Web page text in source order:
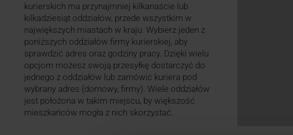
kurierskich ma przynajmniej kilkanaście lub
kilkadziesiąt oddziałów, przede wszystkim w
największych miastach w kraju. Wybierz jeden z
poniższych oddziałów firmy kurierskiej, aby
sprawdzić adres oraz godziny pracy. Dzięki wielu
opcjom możesz swoją przesyłkę dostarczyć do
jednego z oddziałów lub zamówić kuriera pod
wybrany adres (domowy, firmy). Wiele oddziałów
jest położona w takim miejscu, by większość
mieszkańców mogła z nich skorzystać.